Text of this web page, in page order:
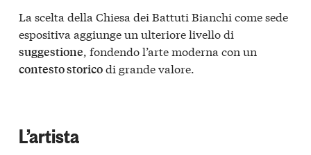
La scelta della Chiesa dei Battuti Bianchi come sede
espositiva aggiunge un ulteriore livello di
suggestione, fondendo l’arte moderna con un
contesto storicodi grande valore.
L’artista